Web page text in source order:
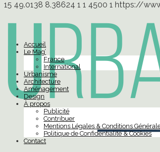
15 49.0138 8.38624 1 1 4500 1 https://
Accueil
Le Mag’
France
International
Urbanisme
Architecture
Aménagement
Design
À propos
Publicité
Contribuer
Mentions Légales & Conditions
Politique de Confidentialité & Cookies
Contact